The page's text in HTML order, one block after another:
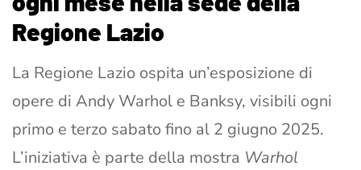
Regione Lazio
La Regione Lazio ospita un’esposizione di
opere di Andy Warhol e Banksy, visibili ogni
primo e terzo sabato fino al 2 giugno 2025.
L’iniziativa è parte della mostra Warhol